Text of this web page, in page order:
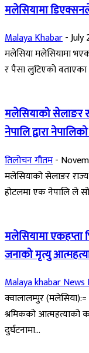
मलेसियामा
Malaya Khabar-July
मलेसिया मलेसियामा
र पैसा लुटिएको वताएका
मलेसियाको सेलाङर
नेपालि द्वारा
तिलोचन गौतम-
मलेसियाको सेलाङर
होटलमा एक नेपालि ले
मलेसियामा एकहप्ता
जनाको मृत्यु
Malaya khabar News
क्वालालम्पुर (मलेसिया):=
श्रमिकको
दुर्घटनामा...